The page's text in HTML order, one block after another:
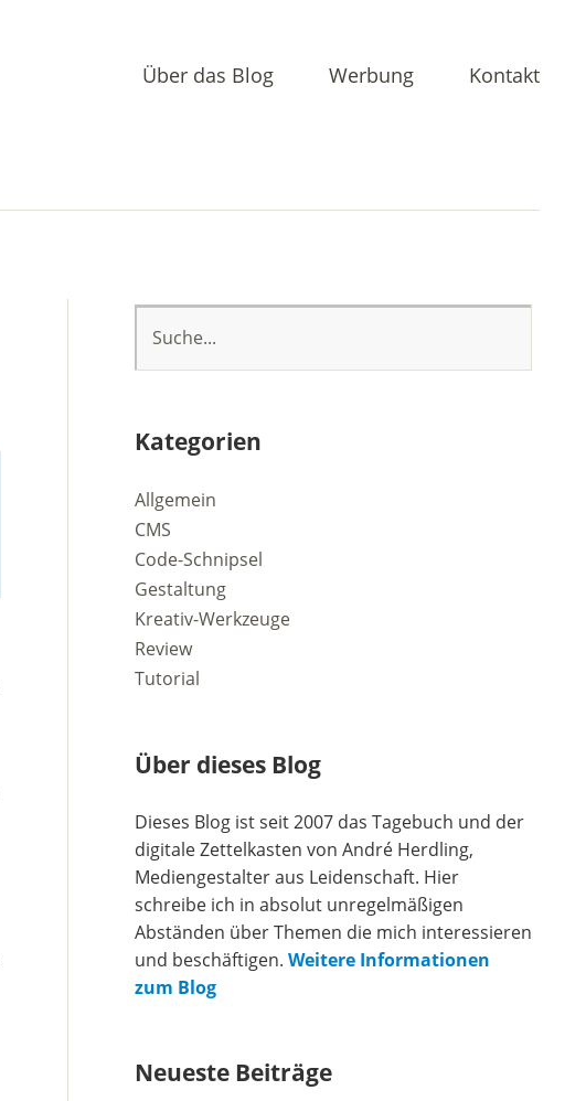
Über das Blog Werbung Kontakt
Kategorien
Allgemein
CMS
Code-Schnipsel
Gestaltung
Kreativ-Werkzeuge
Review
Tutorial
Über dieses Blog
Dieses Blog ist seit 2007 das Tagebuch und der
digitale Zettelkasten von André Herdling,
Mediengestalter aus Leidenschaft. Hier
schreibe ich in absolut unregelmäßigen
Abständen über Themen die mich interessieren
und beschäftigen. Weitere Informationen
zum Blog
Neueste Beiträge